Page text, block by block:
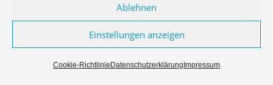
Ablehnen
Einstellungen anzeigen
Cookie-Richtlinie Datenschutzerklärung Impressum
Copyright © 2026 Appack für Vereine & NPOs